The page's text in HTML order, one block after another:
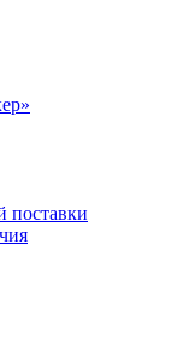
поставки